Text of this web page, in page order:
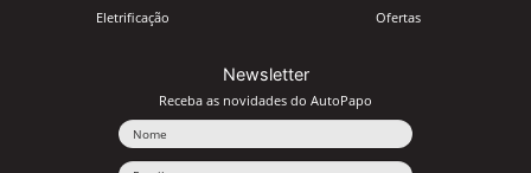
Eletrificação Ofertas
Newsletter
Receba as novidades do AutoPapo